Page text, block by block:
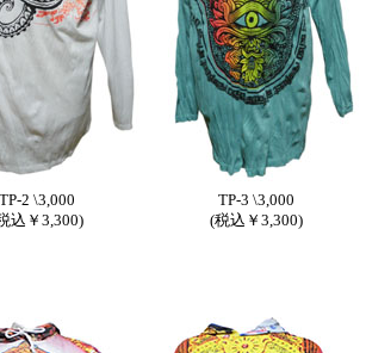
TP-2 \3,000
込￥3,300)
TP-3 \3,000
(税込￥3,300)